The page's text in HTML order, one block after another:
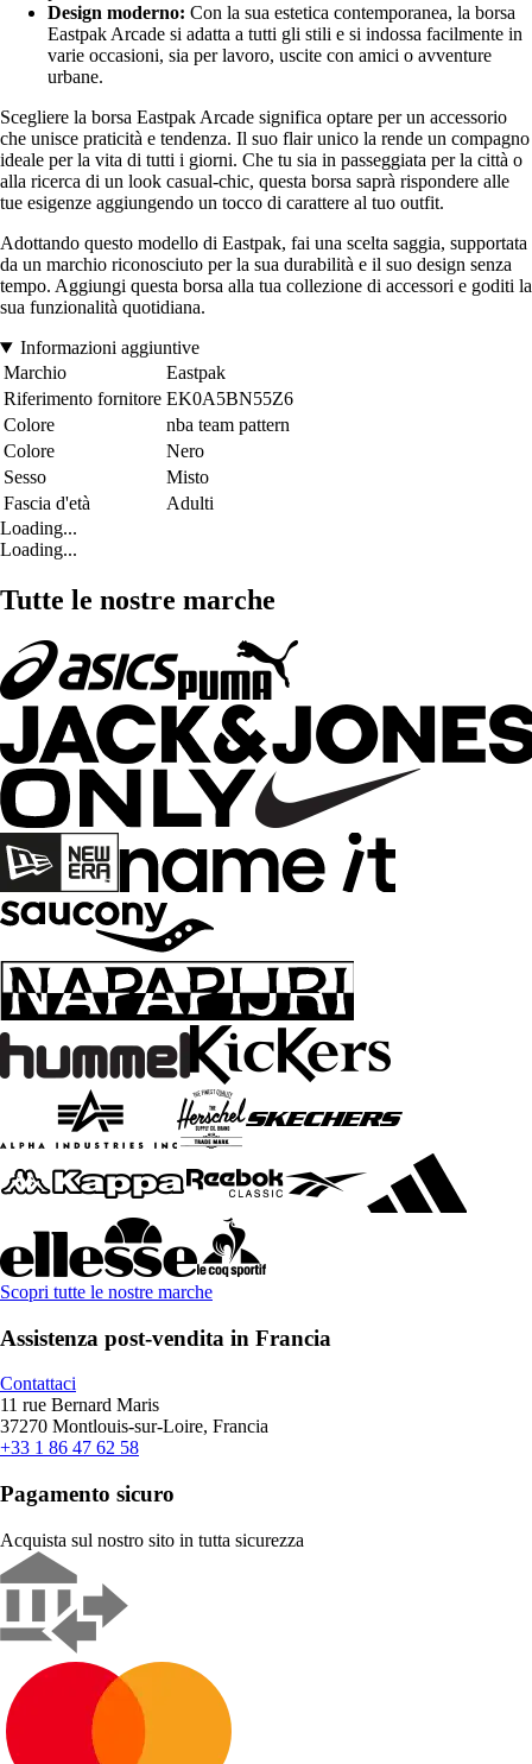
Design moderno: Con la sua estetica contemporanea, la borsa
Eastpak Arcade si adatta a tutti gli stili e si indossa facilmente in
varie occasioni, sia per lavoro, uscite con amici o avventure
urbane.
Scegliere la borsa Eastpak Arcade significa optare per un accessorio
che unisce praticità e tendenza. Il suo flair unico la rende un compagno
ideale per la vita di tutti i giorni. Che tu sia in passeggiata per la città o
alla ricerca di un look casual-chic, questa borsa saprà rispondere alle
tue esigenze aggiungendo un tocco di carattere al tuo outfit.
Adottando questo modello di Eastpak, fai una scelta saggia, supportata
da un marchio riconosciuto per la sua durabilità e il suo design senza
tempo. Aggiungi questa borsa alla tua collezione di accessori e goditi la
sua funzionalità quotidiana.
Informazioni aggiuntive
Marchio
Eastpak
Riferimento fornitore EK0A5BN55Z6
Colore
nba team pattern
Colore
Nero
Sesso
Misto
Fascia d'età
Adulti
Loading...
Loading...
Tutte le nostre marche
Scopri tutte le nostre marche
Assistenza post-vendita in Francia
Contattaci
11 rue Bernard Maris
37270 Montlouis-sur-Loire, Francia
+33 1 86 47 62 58
Pagamento sicuro
Acquista sul nostro sito in tutta sicurezza